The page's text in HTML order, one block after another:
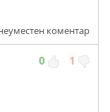
коментар
0 1